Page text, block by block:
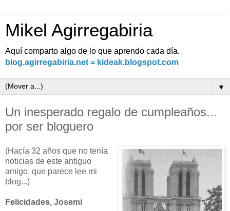
Mikel Agirregabiria
Aquí comparto algo de lo que aprendo cada día.
blog.agirregabiria.net = kideak.blogspot.com
▼
Un inesperado regalo de cumpleaños...
por ser bloguero
(Hacía 32 años que no tenía
noticias de este antiguo
amigo, que parece lee mi
blog...)
Felicidades, Josemi